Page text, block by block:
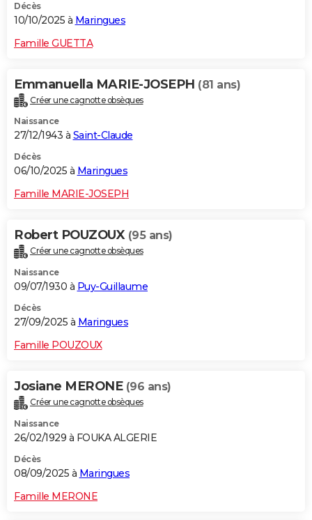
Décès
10/10/2025 à Maringues
Famille GUETTA
Emmanuella MARIE-JOSEPH (81 ans)
Créer une cagnotte obsèques
Naissance
27/12/1943 à Saint-Claude
Décès
06/10/2025 à Maringues
Famille MARIE-JOSEPH
Robert POUZOUX (95 ans)
Créer une cagnotte obsèques
Naissance
09/07/1930 à Puy-Guillaume
Décès
27/09/2025 à Maringues
Famille POUZOUX
Josiane MERONE (96 ans)
Créer une cagnotte obsèques
Naissance
26/02/1929 à FOUKA ALGERIE
Décès
08/09/2025 à Maringues
Famille MERONE